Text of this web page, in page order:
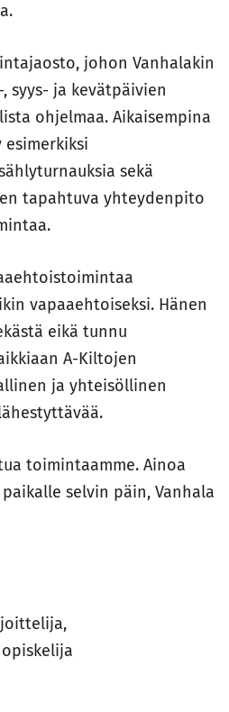
johon Vanhalakin
syys- ja kevätpäivien
ohjelmaa. Aikaisempina
sekä
tapahtuva yhteydenpito
vapaaehtoiseksi. Hänen
eikä tunnu
A-Kiltojen
ja yhteisöllinen
toimintaamme. Ainoa
selvin päin, Vanhala